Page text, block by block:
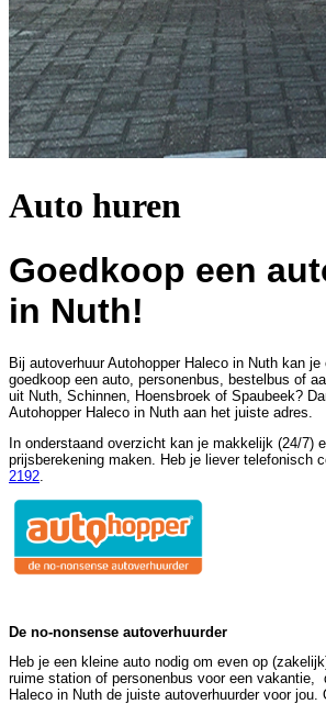
Auto huren
Goedkoop een
in Nuth!
Bij autoverhuur Autohopper Haleco in Nuth kan
goedkoop een auto, personenbus, bestelbus of
uit Nuth, Schinnen, Hoensbroek of Spaubeek?
Autohopper Haleco in Nuth aan het juiste adres.
In onderstaand overzicht kan je makkelijk (24/7)
prijsberekening maken. Heb je liever telefonisch
2192.
De no-nonsense autoverhuurder
Heb je een kleine auto nodig om even op
ruime station of personenbus voor een vakantie,
Haleco in Nuth de juiste autoverhuurder voor jou.